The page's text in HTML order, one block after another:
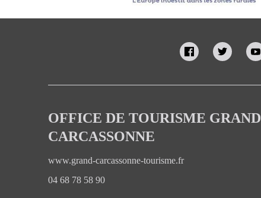
OFFICE DE TOURISME GRAND
CARCASSONNE
www.grand-carcassonne-tourisme.fr
04 68 78 58 90